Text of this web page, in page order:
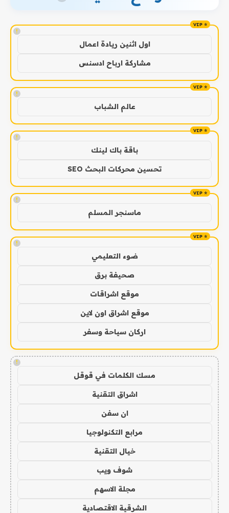
!
اول اثنين ريادة اعمال
مشاركة ارباح ادسنس
!
عالم الشباب
!
باقة باك لينك
تحسين محركات البحث SEO
!
ماسنجر المسلم
!
ضوء التعليمي
صحيفة برق
موقع اشراقات
موقع اشراق اون لاين
اركان سياحة وسفر
!
مسك الكلمات في قوقل
اشراق التقنية
ان سفن
مرابع التكنولوجيا
خيال التقنية
شوف ويب
مجلة الاسهم
الشرقية الاقتصادية